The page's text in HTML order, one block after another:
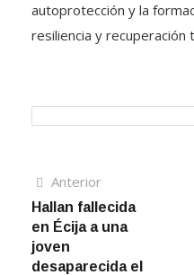
autoprotección y la
resiliencia y recuperación
Navegación
de
entradas
AnteriorArtículo
anterior
Hallan fallecida
en Écija a una
joven
desaparecida el